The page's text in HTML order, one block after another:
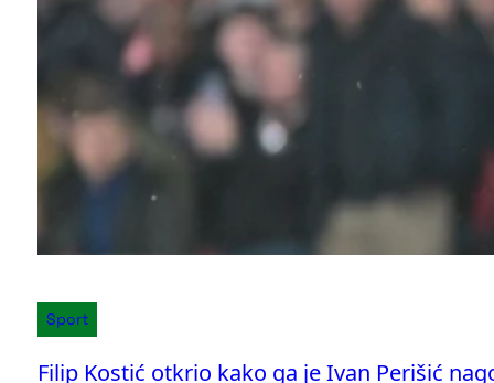
Sport
Filip Kostić otkrio kako ga je Ivan Perišić